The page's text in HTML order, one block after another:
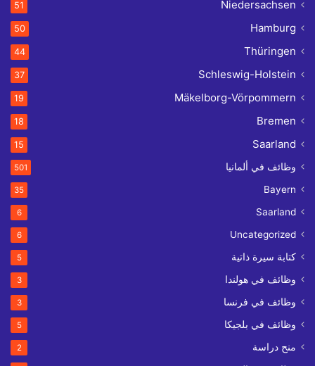
Niedersachsen
51
Hamburg
50
Thüringen
44
Schleswig-Holstein
37
Mäkelborg-Vörpommern
19
Bremen
18
Saarland
15
وظائف في ألمانيا 501
Bayern
35
Saarland
6
Uncategorized
6
كتابة سيرة ذاتية 5
وظائف في هولندا 3
وظائف في فرنسا 3
وظائف في بلجيكا 5
منح دراسة 2